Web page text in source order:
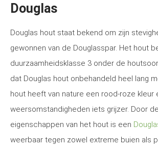
Douglas
Douglas hout staat bekend om zijn
gewonnen van de Douglasspar. Het hout
duurzaamheidsklasse 3 onder de
dat Douglas hout onbehandeld heel lang
hout heeft van nature een rood-roze kleur
weersomstandigheden iets grijzer. Door
eigenschappen van het hout is een
weerbaar tegen zowel extreme buien als